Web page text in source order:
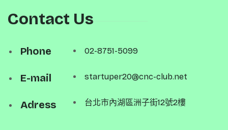
Contact Us
Phone
E-mail
Adress
02-8751-5099
startuper20@cnc-club.net
台北市內湖區洲子街12號2樓